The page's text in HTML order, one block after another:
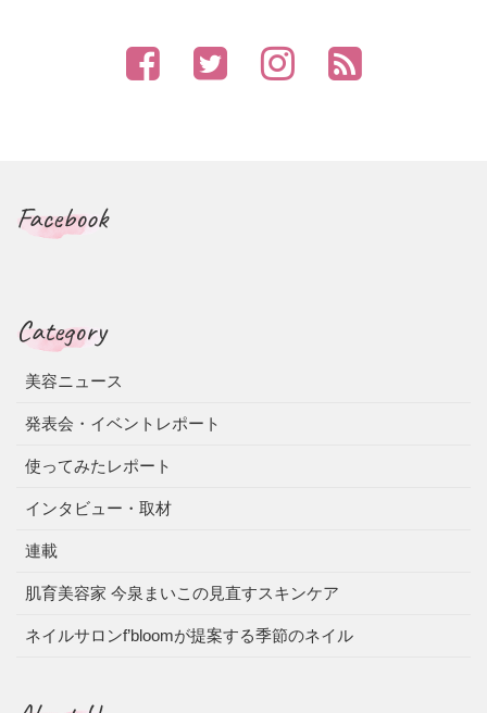
Facebook
Category
美容ニュース
発表会・イベントレポート
使ってみたレポート
インタビュー・取材
連載
肌育美容家 今泉まいこの見直すスキンケア
ネイルサロンf’bloomが提案する季節のネイル